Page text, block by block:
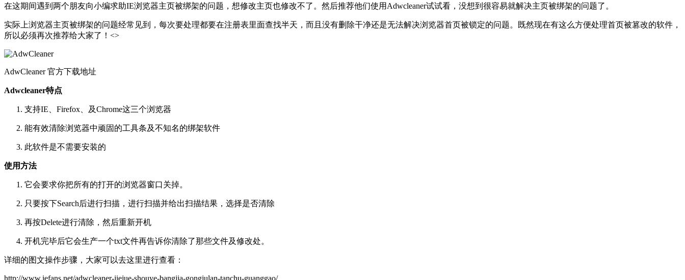
在这期间遇到两个朋友向小编求助IE浏览器主页被绑架的问题，想修改主页也修改不了。然后推荐他们使用Adwcleaner试试看，没想到很容易就解决主页被绑架的问题了。
实际上浏览器主页被绑架的问题经常见到，每次要处理都要在注册表里面查找半天，而且没有删除干净还是无法解决浏览器首页被锁定的问题。既然现在有这么方便处理首页被篡改的软件，
所以必须再次推荐给大家了！<>
AdwCleaner 官方下载地址
Adwcleaner特点
支持IE、Firefox、及Chrome这三个浏览器
能有效清除浏览器中顽固的工具条及不知名的绑架软件
此软件是不需要安装的
使用方法
它会要求你把所有的打开的浏览器窗口关掉。
只要按下Search后进行扫描，进行扫描并给出扫描结果，选择是否清除
再按Delete进行清除，然后重新开机
开机完毕后它会生产一个txt文件再告诉你清除了那些文件及修改处。
详细的图文操作步骤，大家可以去这里进行查看：
http://www.iefans.net/adwcleaner-jiejue-shouye-bangjia-gongjulan-tanchu-guanggao/